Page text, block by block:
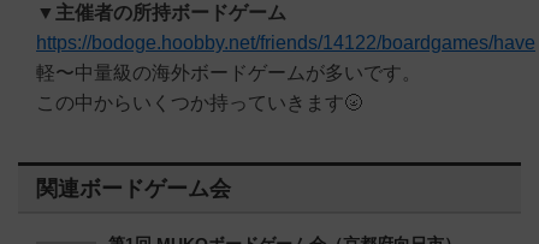
▼主催者の所持ボードゲーム
https://bodoge.hoobby.net/friends/14122/boardgames/have
軽〜中量級の海外ボードゲームが多いです。
この中からいくつか持っていきます🌝
関連ボードゲーム会